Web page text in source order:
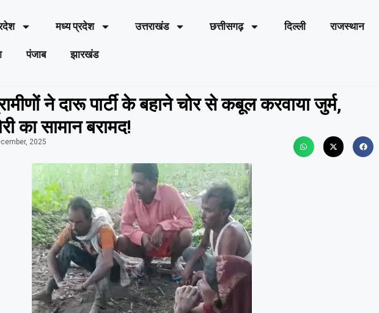
मध्य प्रदेश उत्तराखंड छत्तीसगढ़ दिल्ली राजस्थान
पंजाब झारखंड
ने दारू पार्टी के बहाने चोर से कबूल करवाया जुर्म,
का सामान बरामद!
2025